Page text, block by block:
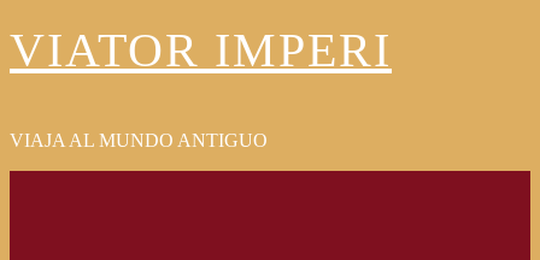
VIATOR IMPERI
VIAJA AL MUNDO ANTIGUO